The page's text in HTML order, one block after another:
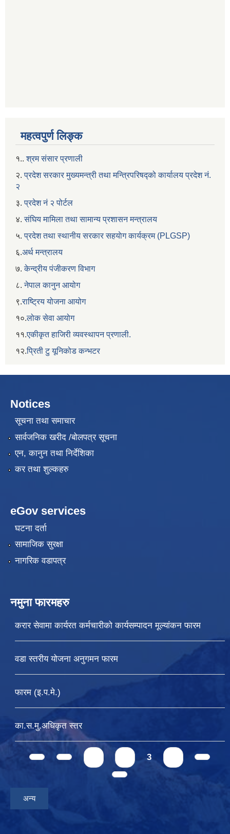
महत्वपुर्ण लिङ्क
१..श्रम संसार प्रणाली
२. प्रदेश सरकार मुख्यमन्त्री तथा मन्त्रिपरिषद्को कार्यालय प्रदेश नं.
२
३.प्रदेश नं २ पोर्टल
४.संघिय मामिला तथा सामान्य प्रशासन मन्त्रालय
५.प्रदेश तथा स्थानीय सरकार सहयाेग कार्यक्रम (PLGSP)
६.अर्थ मन्त्रालय
७.केन्द्रीय पंजीकरण विभाग
८.नेपाल कानुन आयोग
९.राष्ट्रिय योजना आयोग
१०.लोक सेवा आयोग
११.एकीकृत हाजिरी व्यवस्थापन प्रणाली.
१२.प्रिती टु यूनिकोड कन्भटर
Notices
सूचना तथा समाचार
सार्वजनिक खरीद /बोलपत्र सूचना
एन, कानुन तथा निर्देशिका
कर तथा शुल्कहरु
eGov services
घटना दर्ता
सामाजिक सुरक्षा
नागरिक वडापत्र
नमुना फारमहरु
करार सेवामा कार्यरत कर्मचारीको कार्यसम्पादन मूल्यांकन फारम
वडा स्तरीय योजना अनुगमन फारम
फारम (इ.प.मे.)
का.स.मु.अधिकृत स्तर
Pages 3
अन्य